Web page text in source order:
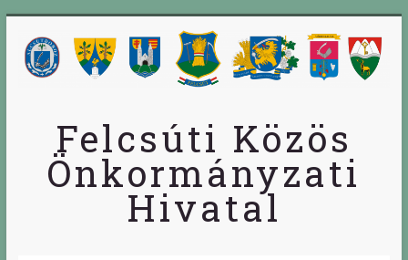
Felcsúti Közös
Önkormányzati
Hivatal